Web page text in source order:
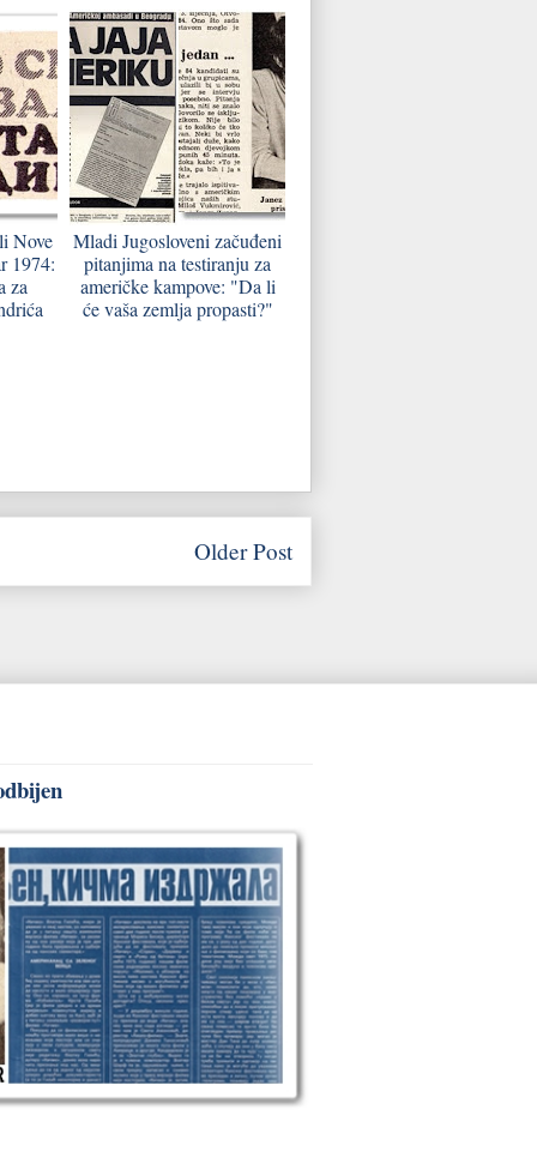
Nove
1974:
za
Mladi Jugosloveni začuđeni
pitanjima na testiranju za
američke kampove: "Da li
će vaša zemlja propasti?"
Older Post